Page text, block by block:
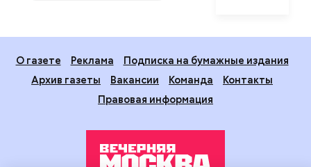
О газете Реклама
Подписка на бумажные издания
Архив газеты
Вакансии Команда
Контакты
Правовая информация